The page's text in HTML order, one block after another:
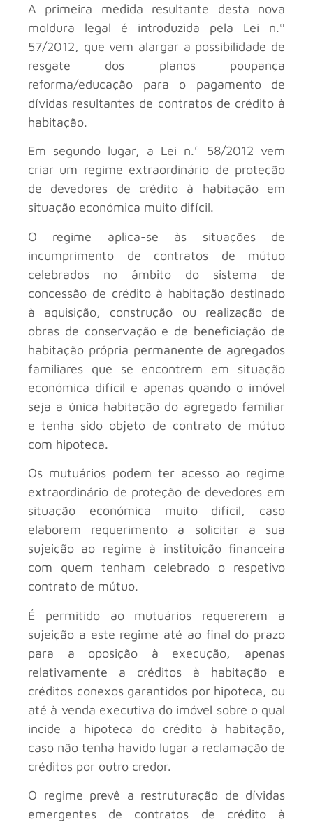
A primeira medida resultante desta nova
moldura legal é introduzida pela Lei n.º
57/2012, que vem alargar a possibilidade de
resgate dos planos poupança
reforma/educação para o pagamento de
dívidas resultantes de contratos de crédito à
habitação.
Em segundo lugar, a Lei n.º 58/2012 vem
criar um regime extraordinário de proteção
de devedores de crédito à habitação em
situação económica muito difícil.
O regime aplica-se às situações de
incumprimento de contratos de mútuo
celebrados no âmbito do sistema de
concessão de crédito à habitação destinado
à aquisição, construção ou realização de
obras de conservação e de beneficiação de
habitação própria permanente de agregados
familiares que se encontrem em situação
económica difícil e apenas quando o imóvel
seja a única habitação do agregado familiar
e tenha sido objeto de contrato de mútuo
com hipoteca.
Os mutuários podem ter acesso ao regime
extraordinário de proteção de devedores em
situação económica muito difícil, caso
elaborem requerimento a solicitar a sua
sujeição ao regime à instituição financeira
com quem tenham celebrado o respetivo
contrato de mútuo.
É permitido ao mutuários requererem a
sujeição a este regime até ao final do prazo
para a oposição à execução, apenas
relativamente a créditos à habitação e
créditos conexos garantidos por hipoteca, ou
até à venda executiva do imóvel sobre o qual
incide a hipoteca do crédito à habitação,
caso não tenha havido lugar a reclamação de
créditos por outro credor.
O regime prevê a restruturação de dívidas
emergentes de contratos de crédito à